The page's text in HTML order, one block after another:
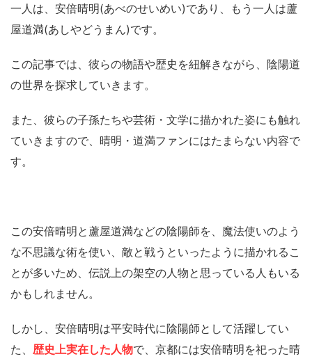
一人は、安倍晴明(あべのせいめい)であり、もう一人は蘆
屋道満(あしやどうまん)です。
この記事では、彼らの物語や歴史を紐解きながら、陰陽道
の世界を探求していきます。
また、彼らの子孫たちや芸術・文学に描かれた姿にも触れ
ていきますので、晴明・道満ファンにはたまらない内容で
す。
この安倍晴明と蘆屋道満などの陰陽師を、魔法使いのよう
な不思議な術を使い、敵と戦うといったように描かれるこ
とが多いため、伝説上の架空の人物と思っている人もいる
かもしれません。
しかし、安倍晴明は平安時代に陰陽師として活躍してい
た、 歴史上実在した人物で、京都には安倍晴明を祀った晴